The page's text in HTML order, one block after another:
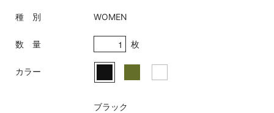
種 別 WOMEN
数 量 枚
カラー
ブラック